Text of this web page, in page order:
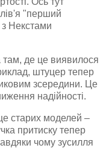
"перший
Некстами
там, де це виявилося
штуцер тепер
зсередини. Це
надійності.
старих моделей –
притиску тепер
чому зусилля